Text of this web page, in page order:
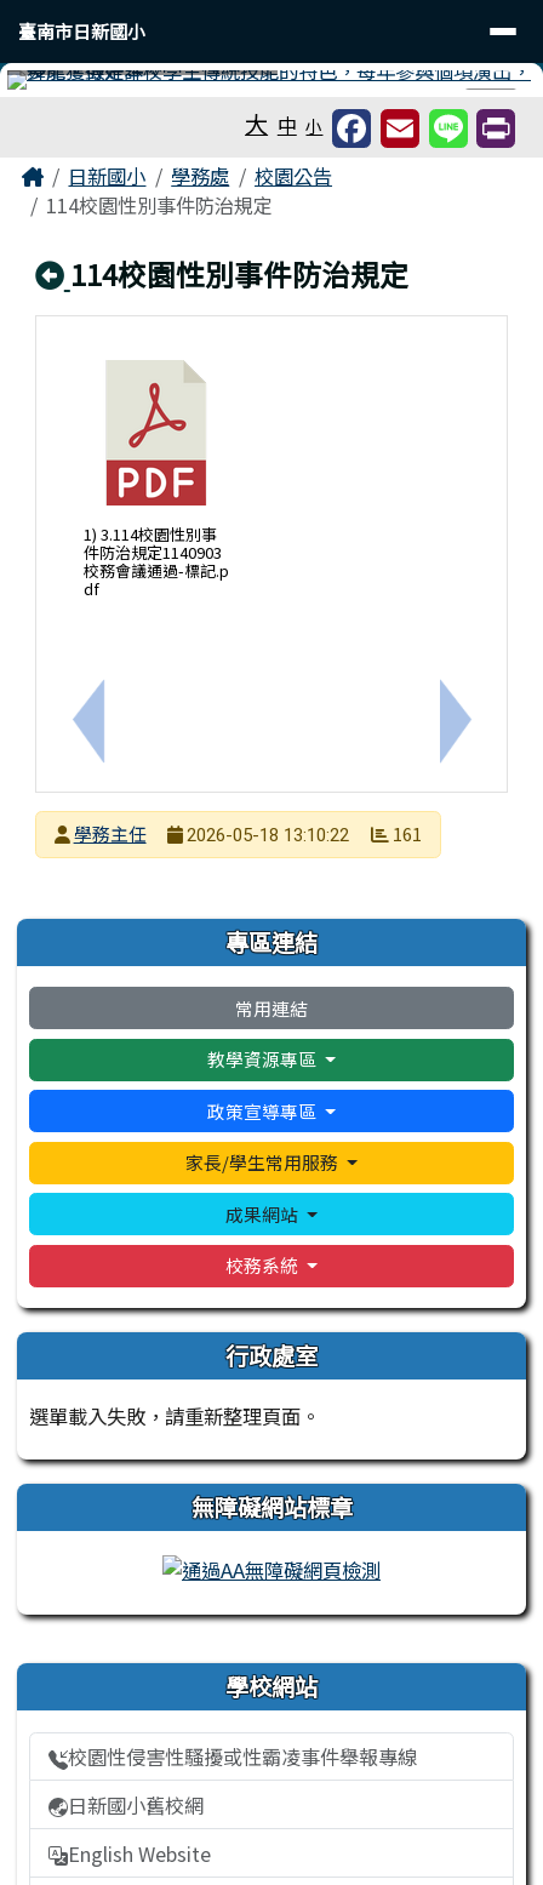
臺南市日新國小
導覽列
臺南市日新國小
⏸
大 中 小
主內容區域
Home日新國小 學務處
校園公告
114校園性別事件防治規定
回上頁
114校園性別事件防治規定
上一筆：校園生活問卷
1) 3.114校園性別事
件防治規定1140903
校務會議通過-標記.p
df
下一筆：
發布者
學務主任
2026-05-18 13:10:22 161
左邊區域內容 專區連結
常用連結
教學資源專區
政策宣導專區
家長/學生常用服務
成果網站
校務系統
行政處室
選單載入失敗，請重新整理頁面。
無障礙網站標章
右邊區域內容 學校網站
校園性侵害性騷擾或性霸凌事件舉報專線
日新國小舊校網
English Website
頁尾區域